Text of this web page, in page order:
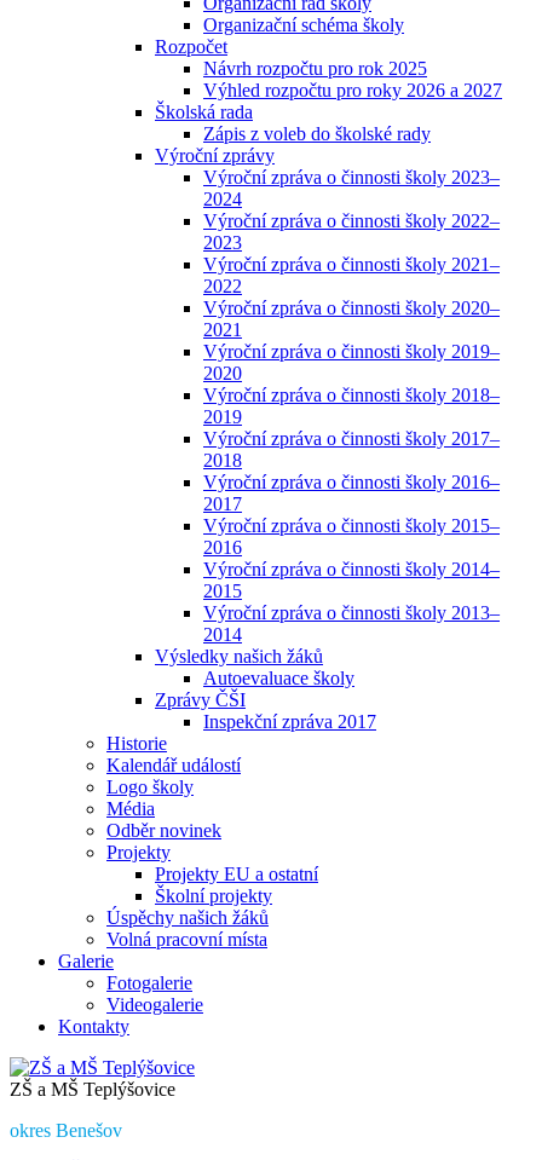
Organizační schéma školy
Rozpočet
Návrh rozpočtu pro rok 2025
Výhled rozpočtu pro roky 2026 a 2027
Školská rada
Zápis z voleb do školské rady
Výroční zprávy
Výroční zpráva o činnosti školy 2023–
2024
Výroční zpráva o činnosti školy 2022–
2023
Výroční zpráva o činnosti školy 2021–
2022
Výroční zpráva o činnosti školy 2020–
2021
Výroční zpráva o činnosti školy 2019–
2020
Výroční zpráva o činnosti školy 2018–
2019
Výroční zpráva o činnosti školy 2017–
2018
Výroční zpráva o činnosti školy 2016–
2017
Výroční zpráva o činnosti školy 2015–
2016
Výroční zpráva o činnosti školy 2014–
2015
Výroční zpráva o činnosti školy 2013–
2014
Výsledky našich žáků
Autoevaluace školy
Zprávy ČŠI
Inspekční zpráva 2017
Historie
Kalendář událostí
Logo školy
Média
Odběr novinek
Projekty
Projekty EU a ostatní
Školní projekty
Úspěchy našich žáků
Volná pracovní místa
Galerie
Fotogalerie
Videogalerie
Kontakty
ZŠ a MŠ Teplýšovice
okres Benešov